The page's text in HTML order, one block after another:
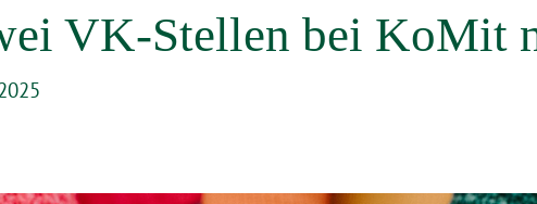
VK-Stellen bei KoMit